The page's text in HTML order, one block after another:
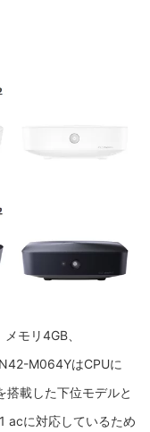
モリ4GB、
M064YはCPUに
載した下位モデルと
acに対応しているため